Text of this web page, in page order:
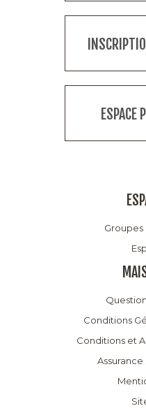
ESPACE
Groupes
Conditions
Conditions et